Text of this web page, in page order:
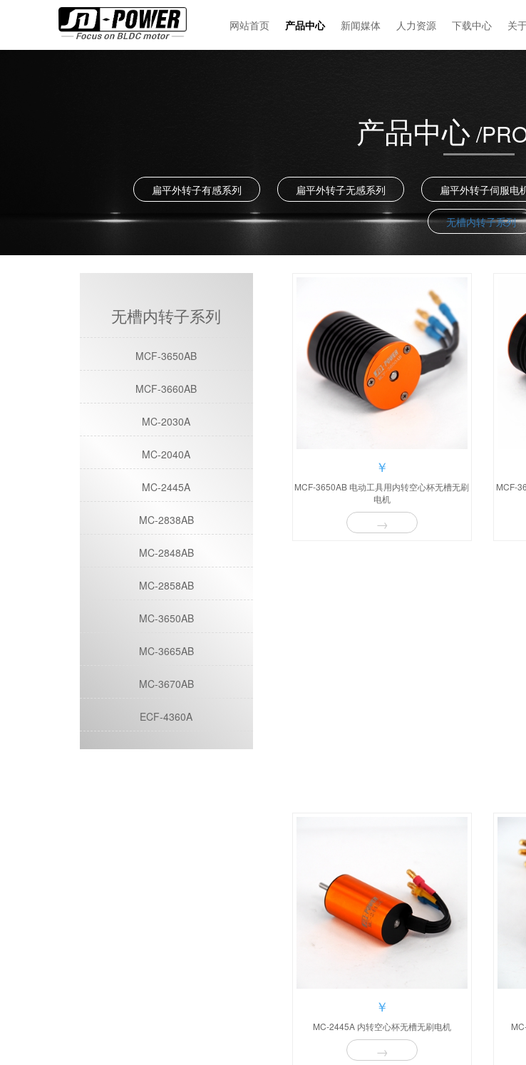
网站首页 产品中心 新闻媒体 人力资源 下载中心 关
产品中心/
扁平外转子有感系列 扁平外转子无感系列 扁平外转子伺服电
无槽内转子系列
无槽内转子系列
MCF-3650AB
MCF-3660AB
MC-2030A
MC-2040A
MC-2445A
MC-2838AB
MC-2848AB
MC-2858AB
MC-3650AB
MC-3665AB
MC-3670AB
ECF-4360A
￥
MCF-3650AB 电动工具用内转空心杯无槽无刷
电机​
→
MCF-
￥
MC-2445A 内转空心杯无槽无刷电机
→